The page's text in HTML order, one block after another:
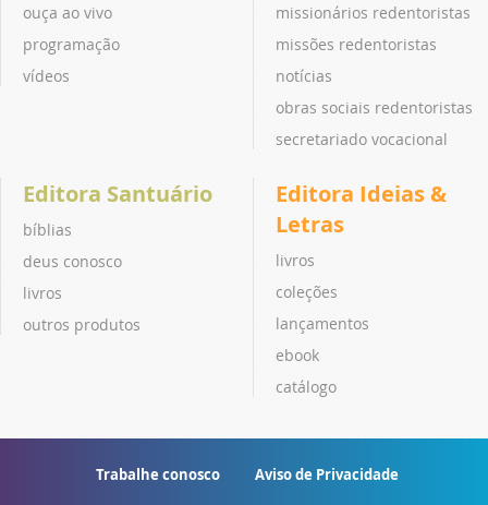
ouça ao vivo
programação
vídeos
missionários redentoristas
missões redentoristas
notícias
obras sociais redentoristas
secretariado vocacional
Editora Santuário
bíblias
deus conosco
livros
outros produtos
Editora Ideias &
Letras
livros
coleções
lançamentos
ebook
catálogo
Trabalhe conosco Aviso de Privacidade